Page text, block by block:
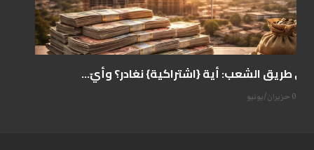
على طريق الشعب: أية {اشتراكية} نغادر؟ وأيّ...
07 حزيران/يونيو